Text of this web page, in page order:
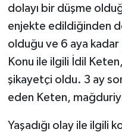
dolayı bir düşme
enjekte edildiğinden
olduğu ve 6 aya
Konu ile ilgili İdil
şikayetçi oldu. 3 ay
eden Keten,
Yaşadığı olay ile ilgili